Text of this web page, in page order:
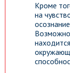
Кроме
на